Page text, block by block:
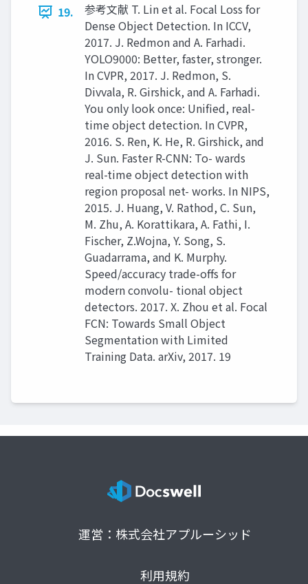
19.
参考文献 T. Lin et al. Focal Loss for
Dense Object Detection. In ICCV,
2017. J. Redmon and A. Farhadi.
YOLO9000: Better, faster, stronger.
In CVPR, 2017. J. Redmon, S.
Divvala, R. Girshick, and A. Farhadi.
You only look once: Unified, real-
time object detection. In CVPR,
2016. S. Ren, K. He, R. Girshick, and
J. Sun. Faster R-CNN: To- wards
real-time object detection with
region proposal net- works. In NIPS,
2015. J. Huang, V. Rathod, C. Sun,
M. Zhu, A. Korattikara, A. Fathi, I.
Fischer, Z.Wojna, Y. Song, S.
Guadarrama, and K. Murphy.
Speed/accuracy trade-offs for
modern convolu- tional object
detectors. 2017. X. Zhou et al. Focal
FCN: Towards Small Object
Segmentation with Limited
Training Data. arXiv, 2017. 19
運営：株式会社アプルーシッド
利用規約